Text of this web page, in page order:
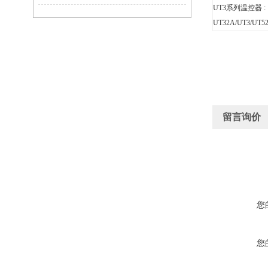
UT3系列温控器 :
UT32A/UT3/
留言询价
您
您